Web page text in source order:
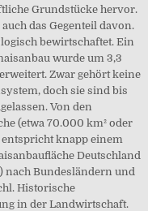
Grundstücke hervor.
das Gegenteil davon.
bewirtschaftet. Ein
wurde um 3,3
Zwar gehört keine
doch sie sind bis
Von den
(etwa 70.000 km² oder
entspricht knapp einem
Deutschland
nach Bundesländern und
Historische
in der Landwirtschaft.